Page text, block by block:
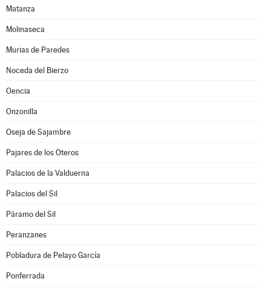
Matanza
Molinaseca
Murias de Paredes
Noceda del Bierzo
Oencia
Onzonilla
Oseja de Sajambre
Pajares de los Oteros
Palacios de la Valduerna
Palacios del Sil
Páramo del Sil
Peranzanes
Pobladura de Pelayo García
Ponferrada